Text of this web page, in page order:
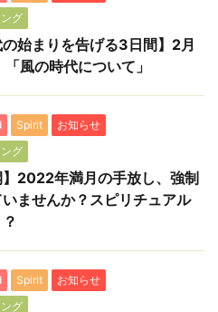
グ
の始まりを告げる3日間】2月
風の時代について」
Spirit
お知らせ
グ
】2022年満月の手放し、強制
ませんか？スピリチュアル
Spirit
お知らせ
グ